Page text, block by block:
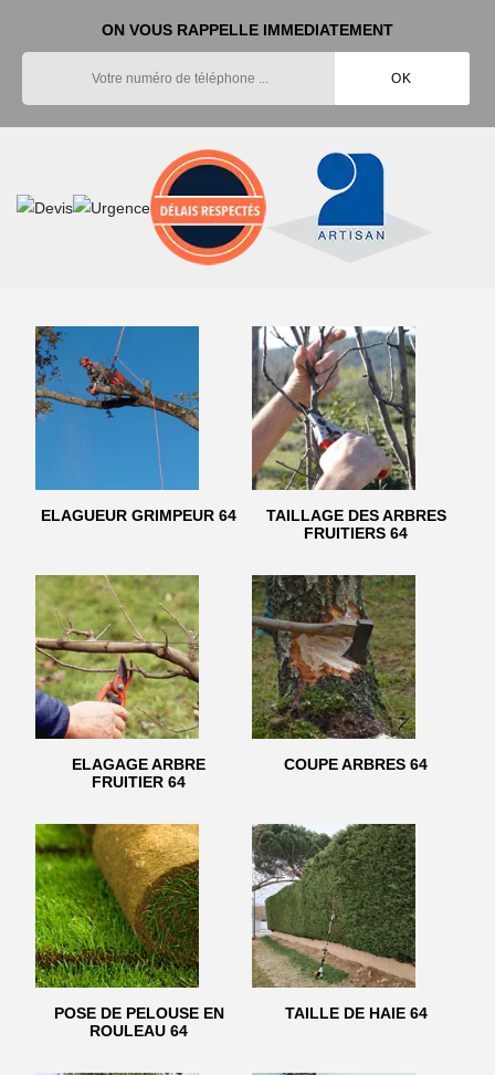
ON VOUS RAPPELLE IMMEDIATEMENT
ELAGUEUR GRIMPEUR 64
TAILLAGE DES ARBRES
FRUITIERS 64
ELAGAGE ARBRE
FRUITIER 64
COUPE ARBRES 64
POSE DE PELOUSE EN
ROULEAU 64
TAILLE DE HAIE 64